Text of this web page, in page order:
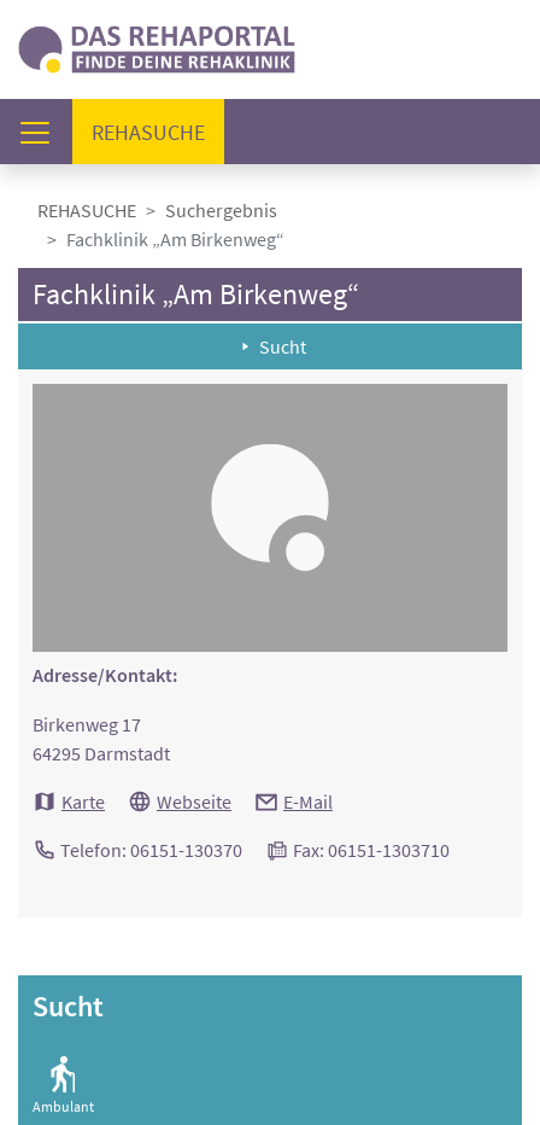
REHASUCHE(AKTUELL)
REHASUCHE
Suchergebnis
Fachklinik „Am Birkenweg“
Fachklinik „Am Birkenweg“
Sucht
Adresse/Kontakt:
Birkenweg 17
64295 Darmstadt
Karte
Webseite E-Mail
Telefon: 06151-130370 Fax: 06151-1303710
Sucht
Ambulant